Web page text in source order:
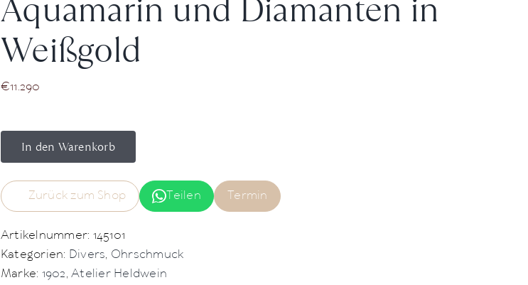
Weißgold
€11.290
In den Warenkorb
Zurück zum Shop Teilen Termin
Artikelnummer: 145101
Kategorien: Divers, Ohrschmuck
Marke: 1902,Atelier Heldwein